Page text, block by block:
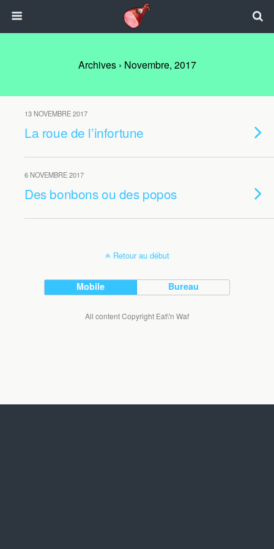
Archives › Novembre, 2017
13 NOVEMBRE 2017
La roue de l’infortune
6 NOVEMBRE 2017
Des bonbons ou des popos
Retour au début
Mobile Bureau
All content Copyright Eat\'n Waf